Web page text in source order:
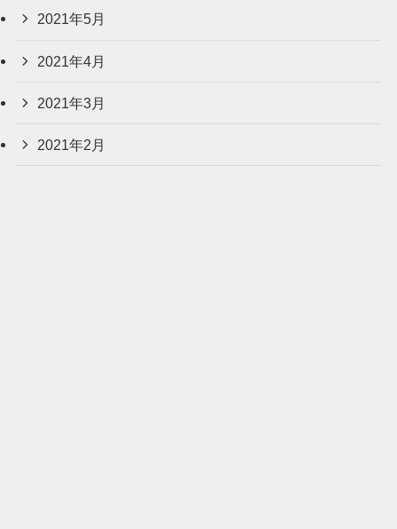
2021年5月
2021年4月
2021年3月
2021年2月